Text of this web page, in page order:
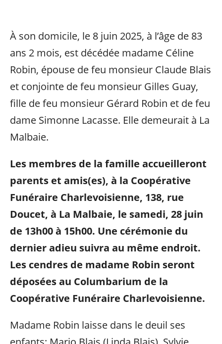
À son domicile, le 8 juin 2025, à l’âge de 83
ans 2 mois, est décédée madame Céline
Robin, épouse de feu monsieur Claude Blais
et conjointe de feu monsieur Gilles Guay,
fille de feu monsieur Gérard Robin et de feu
dame Simonne Lacasse. Elle demeurait à La
Malbaie.
Les membres de la famille accueilleront
parents et amis(es), à la Coopérative
Funéraire Charlevoisienne, 138, rue
Doucet, à La Malbaie, le samedi, 28 juin
de 13h00 à 15h00. Une cérémonie du
dernier adieu suivra au même endroit.
Les cendres de madame Robin seront
déposées au Columbarium de la
Coopérative Funéraire Charlevoisienne.
Madame Robin laisse dans le deuil ses